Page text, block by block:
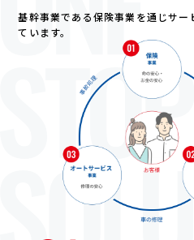
基幹事業である保険事業を通じサー
ています。